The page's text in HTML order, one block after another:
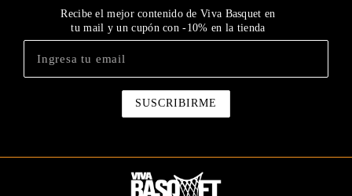
Recibe el mejor contenido de Viva Basquet en
tu mail y un cupón con -10% en la tienda